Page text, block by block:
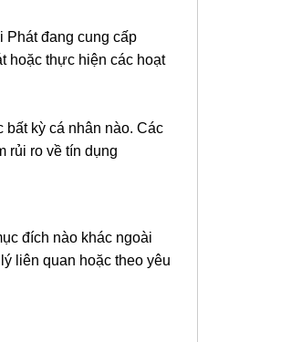
Phát đang cung cấp
hoặc thực hiện các hoạt
kỳ cá nhân nào. Các
rủi ro về tín dụng
đích nào khác ngoài
liên quan hoặc theo yêu